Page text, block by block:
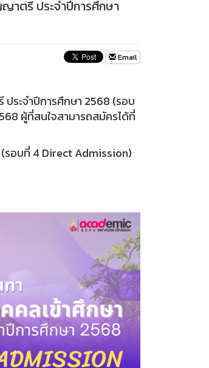
าตรี ประจำปีการศึกษา
Email
ระจำปีการศึกษา 2568 (รอบ
ผู้ที่สนใจสามารถสมัครได้ที่
รอบที่ 4 Direct Admission)